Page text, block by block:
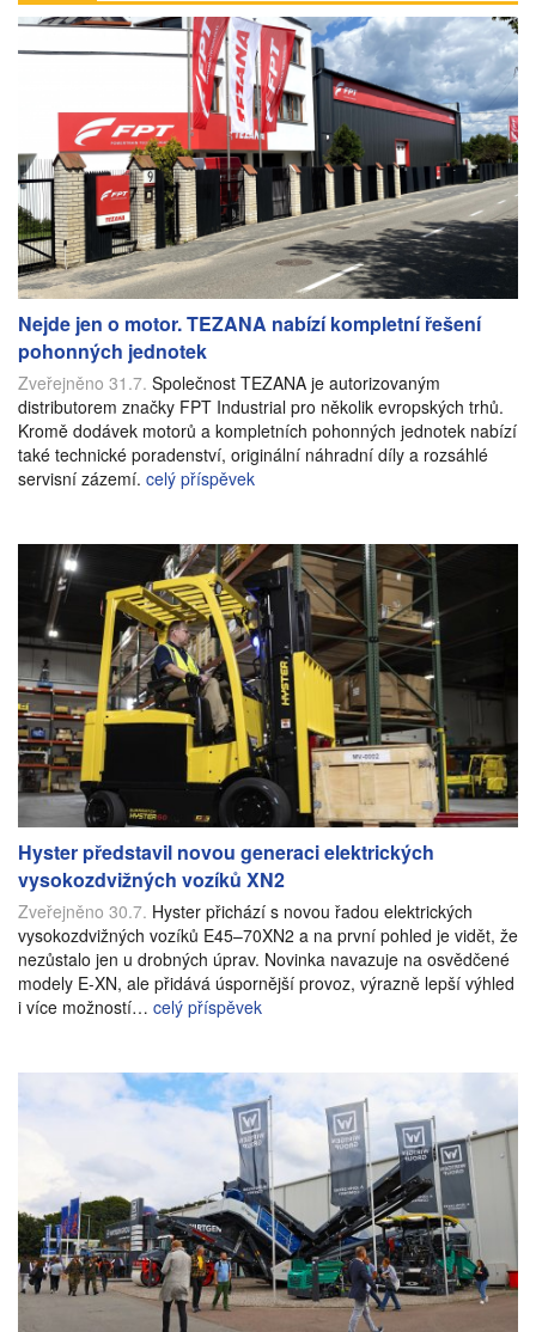
Nejde jen o motor. TEZANA nabízí kompletní řešení
pohonných jednotek
Zveřejněno 31.7. Společnost TEZANA je autorizovaným
distributorem značky FPT Industrial pro několik evropských trhů.
Kromě dodávek motorů a kompletních pohonných jednotek nabízí
také technické poradenství, originální náhradní díly a rozsáhlé
servisní zázemí. celý příspěvek
Hyster představil novou generaci elektrických
vysokozdvižných vozíků XN2
Zveřejněno 30.7. Hyster přichází s novou řadou elektrických
vysokozdvižných vozíků E45–70XN2 a na první pohled je vidět, že
nezůstalo jen u drobných úprav. Novinka navazuje na osvědčené
modely E-XN, ale přidává úspornější provoz, výrazně lepší výhled
i více možností… celý příspěvek